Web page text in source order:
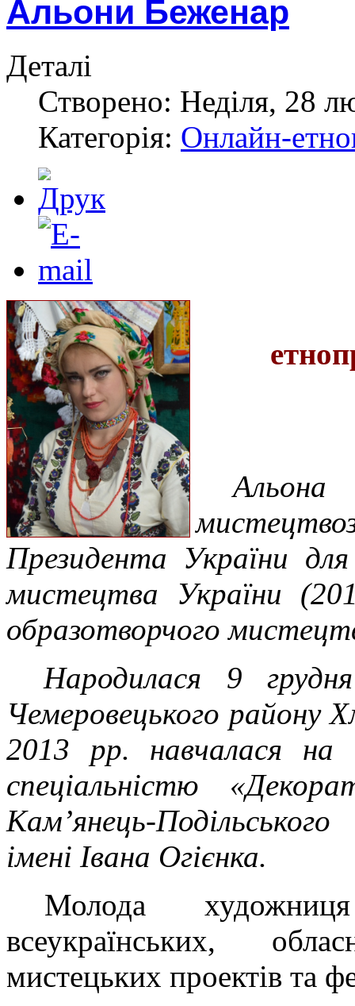
Альони Беженар
Деталі
Створено: Неділя, 28
Категорія: Онлайн-
Президента України
мистецтва України
образотворчого
Народилася 9
Чемеровецького району
2013 рр. навчалася на
спеціальністю
Кам’янець-
імені Івана Огієнка.
Молода
всеукраїнських,
мистецьких проектів та